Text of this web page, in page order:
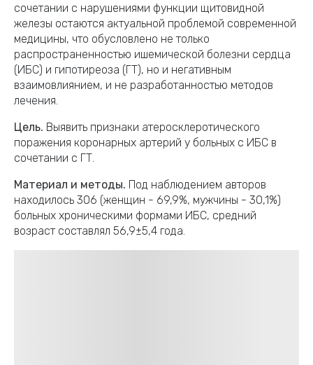
сочетании с нарушениями функции щитовидной
железы остаются актуальной проблемой современной
медицины, что обусловлено не только
распространенностью ишемической болезни сердца
(ИБС) и гипотиреоза (ГТ), но и негативным
взаимовлиянием, и не разработанностью методов
лечения.
Цель. Выявить признаки атеросклеротического
поражения коронарных артерий у больных с ИБС в
сочетании с ГТ.
Материал и методы. Под наблюдением авторов
находилось 306 (женщин - 69,9%, мужчины - 30,1%)
больных хроническими формами ИБС, средний
возраст составлял 56,9±5,4 года.